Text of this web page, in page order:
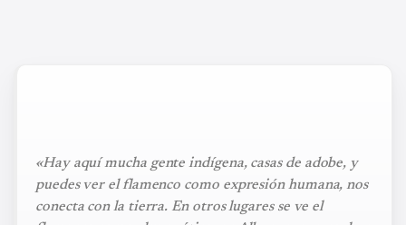
«Hay aquí mucha gente indígena, casas de adobe, y
puedes ver el flamenco como expresión humana, nos
conecta con la tierra. En otros lugares se ve el